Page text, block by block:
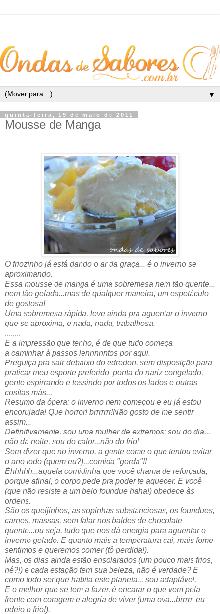
▼
quinta-feira, 19 de maio de 2011
Mousse de Manga
O friozinho já está dando o ar da graça... é o inverno se
aproximando.
Essa mousse de manga é uma sobremesa nem tão quente...
nem tão gelada...mas de qualquer maneira, um espetáculo
de gostosa!
Uma sobremesa rápida, leve ainda pra aguentar o inverno
que se aproxima, e nada, nada, trabalhosa.
........
E a impressão que tenho, é de que tudo começa
a caminhar à passos lennnnntos por aqui.
Preguiça pra sair debaixo do edredon, sem disposição para
praticar meu esporte preferido, ponta do nariz congelado,
gente espirrando e tossindo por todos os lados e outras
cosítas más...
Resumo da ópera: o inverno nem começou e eu já estou
encorujada! Que horror! brrrrrrr!Não gosto de me sentir
assim...
Definitivamente, sou uma mulher de extremos: sou do dia...
não da noite, sou do calor...não do frio!
Sem dizer que no inverno, a gente come o que tentou evitar
o ano todo (quem eu?)...comida "gorda"!!
Éhhhhh...aquela comidinha que você chama de reforçada,
porque afinal, o corpo pede pra poder te aquecer. E você
(que não resiste a um belo foundue haha!) obedece às
ordens.
São os queijinhos, as sopinhas substanciosas, os foundues,
carnes, massas, sem falar nos baldes de chocolate
quente...ou seja, tudo que nos dá energia para aguentar o
inverno gelado. E quanto mais a temperatura cai, mais fome
sentimos e queremos comer (tô perdida!).
Mas, os dias ainda estão ensolarados (um pouco mais frios,
né?!) e cada estação tem sua beleza, não é verdade? E
como todo ser que habita este planeta... sou adaptável.
E o melhor que se tem a fazer, é encarar o que vem pela
frente com coragem e alegria de viver (uma ova...brrrrr, eu
odeio o frio!).